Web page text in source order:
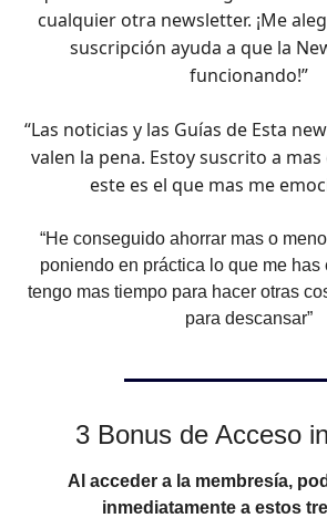
cualquier otra newsletter. ¡Me
suscripción ayuda a que la
funcionando!”
“Las noticias y las Guías de Esta
valen la pena. Estoy suscrito a
este es el que mas me
“He conseguido ahorrar mas o
poniendo en práctica lo que me has
tengo mas tiempo para hacer otras
para descansar”
3 Bonus de Acceso
Al acceder a la membresía,
inmediatamente a estos